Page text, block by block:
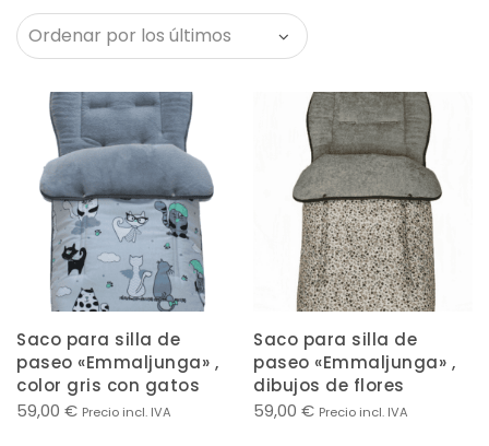
Saco para silla de
paseo «Emmaljunga» ,
color gris con gatos
59,00 € Precio incl. IVA
Saco para silla de
paseo «Emmaljunga» ,
dibujos de flores
59,00 € Precio incl. IVA